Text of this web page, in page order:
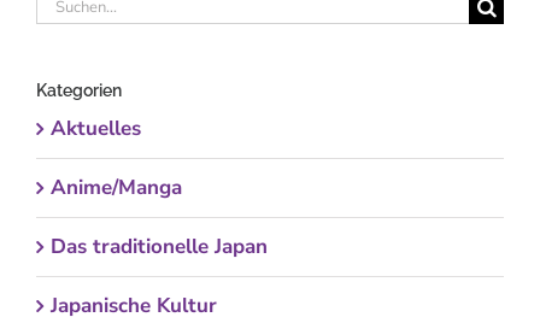
Kategorien
Aktuelles
Anime/Manga
Das traditionelle Japan
Japanische Kultur